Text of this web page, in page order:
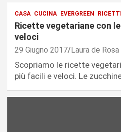
CASA CUCINA EVERGREEN
Ricette vegetariane con
veloci
29 Giugno 2017 Laura de Rosa
Scopriamo le ricette
più facili e veloci. Le